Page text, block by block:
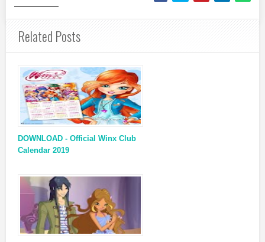
Related Posts
DOWNLOAD - Official Winx Club
Calendar 2019